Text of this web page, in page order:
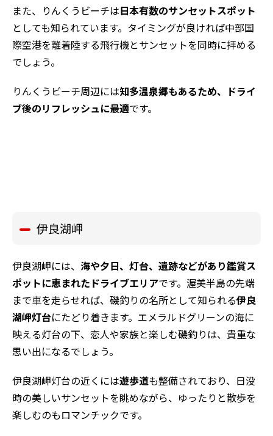
また、りんくうビーチは日本有数のサンセットスポット
としても知られています。タイミングが良ければ中部国
際空港を離着陸する飛行機とサンセットを同時に拝める
でしょう。
りんくうビーチ周辺には知多温泉郷もあるため、ドライ
ブ後のリフレッシュに最適です。
伊良湖岬
伊良湖岬には、 海や夕日、灯台、遺跡などがあり鑑賞ス
ポットに恵まれたドライブエリアです。渥美半島の先端
まで車を走らせれば、磯釣りの名所として知られる伊良
湖岬灯台にたどり着きます。エメラルドグリーンの海に
映える灯台の下、恋人や家族と楽しむ磯釣りは、貴重な
思い出になるでしょう。
伊良湖岬灯台の近くには遊歩道も整備されており、日没
時の美しいサンセットを眺めながら、ゆったりと散歩を
楽しむのもロマンチックです。